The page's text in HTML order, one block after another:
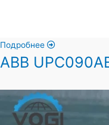
Подробнее
ABB